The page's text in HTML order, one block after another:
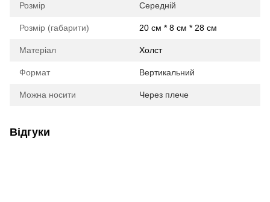
Розмір Середній
Розмір (габарити) 20 см * 8 см * 28 см
Матеріал Холст
Формат Вертикальний
Можна носити Через плече
Відгуки